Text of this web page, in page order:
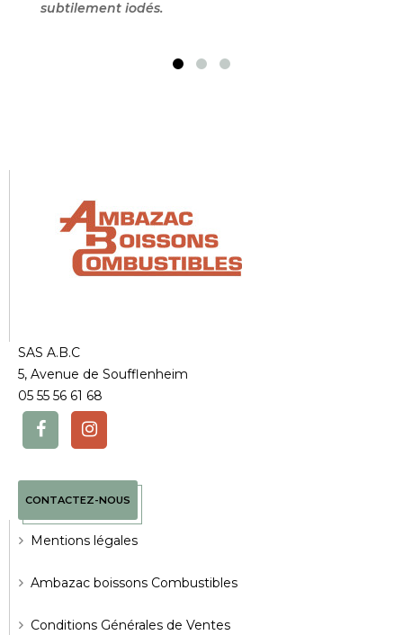
subtilement iodés.
SAS A.B.C
5, Avenue de Soufflenheim
05 55 56 61 68
CONTACTEZ-NOUS
Mentions légales
Ambazac boissons Combustibles
Conditions Générales de Ventes